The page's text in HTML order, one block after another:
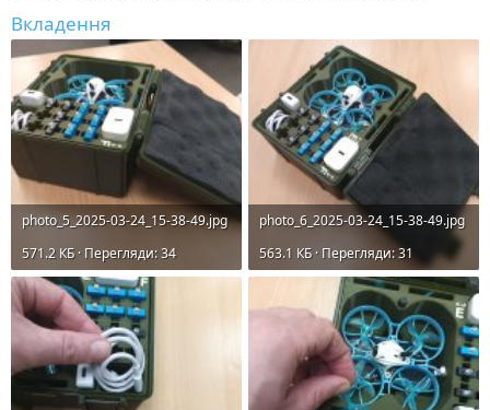
Вкладення
photo_5_2025-03-24_15-38-49.jpg
571.2 КБ · Перегляди: 34
photo_6_2025-03-24_15-38-49.jpg
563.1 КБ · Перегляди: 31